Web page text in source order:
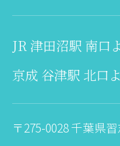
JR 津田沼駅 南口
京成 谷津駅 北口
〒275-0028 千葉県